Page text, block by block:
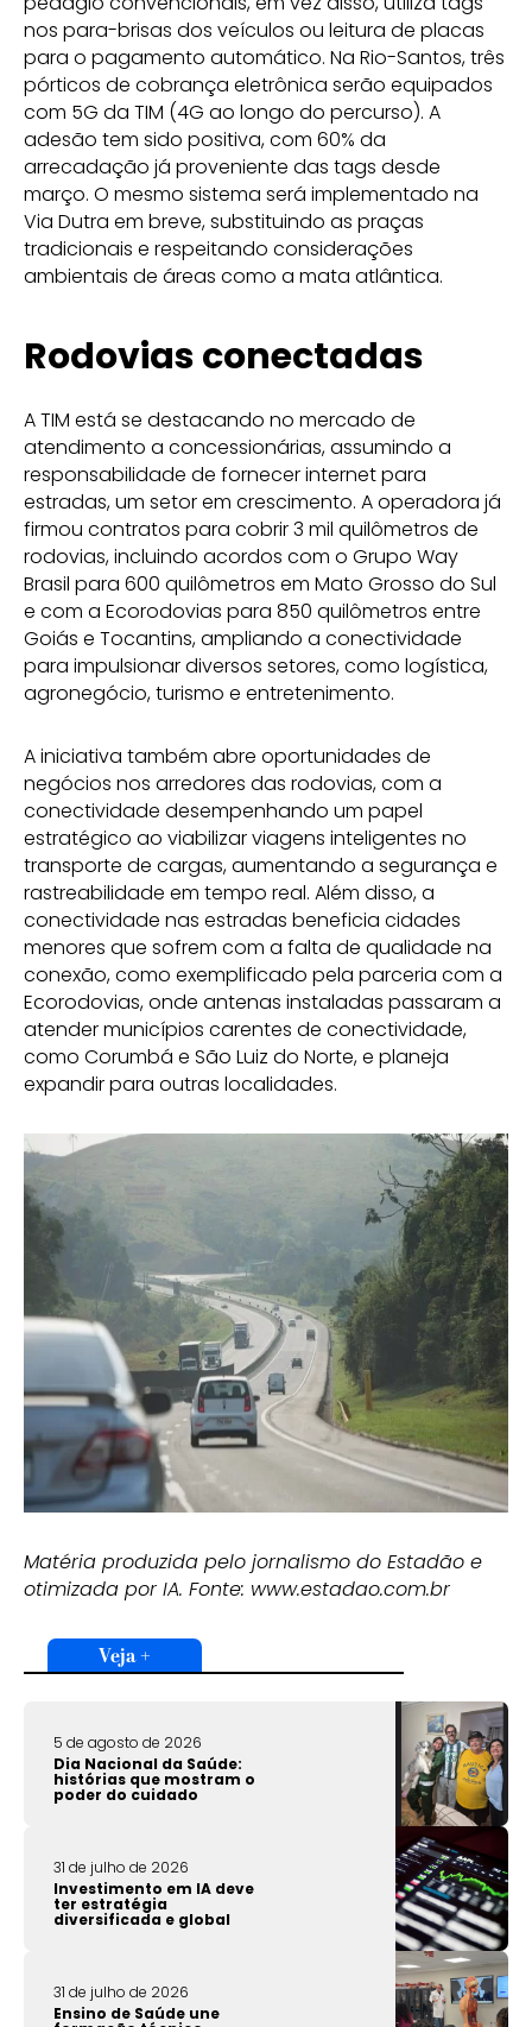
nos para-brisas dos veículos ou leitura de placas
para o pagamento automático. Na Rio-Santos, três
pórticos de cobrança eletrônica serão equipados
com 5G da TIM (4G ao longo do percurso). A
adesão tem sido positiva, com 60% da
arrecadação já proveniente das tags desde
março. O mesmo sistema será implementado na
Via Dutra em breve, substituindo as praças
tradicionais e respeitando considerações
ambientais de áreas como a mata atlântica.
Rodovias conectadas
A TIM está se destacando no mercado de
atendimento a concessionárias, assumindo a
responsabilidade de fornecer internet para
estradas, um setor em crescimento. A operadora já
firmou contratos para cobrir 3 mil quilômetros de
rodovias, incluindo acordos com o Grupo Way
Brasil para 600 quilômetros em Mato Grosso do Sul
e com a Ecorodovias para 850 quilômetros entre
Goiás e Tocantins, ampliando a conectividade
para impulsionar diversos setores, como logística,
agronegócio, turismo e entretenimento.
A iniciativa também abre oportunidades de
negócios nos arredores das rodovias, com a
conectividade desempenhando um papel
estratégico ao viabilizar viagens inteligentes no
transporte de cargas, aumentando a segurança e
rastreabilidade em tempo real. Além disso, a
conectividade nas estradas beneficia cidades
menores que sofrem com a falta de qualidade na
conexão, como exemplificado pela parceria com a
Ecorodovias, onde antenas instaladas passaram a
atender municípios carentes de conectividade,
como Corumbá e São Luiz do Norte, e planeja
expandir para outras localidades.
Matéria produzida pelo jornalismo do Estadão e
otimizada por IA. Fonte: www.estadao.com.br
Veja +
5 de agosto de 2026
Dia Nacional da Saúde:
histórias que mostram o
poder do cuidado
31 de julho de 2026
Investimento em IA deve
ter estratégia
diversificada e global
31 de julho de 2026
Ensino de Saúde une